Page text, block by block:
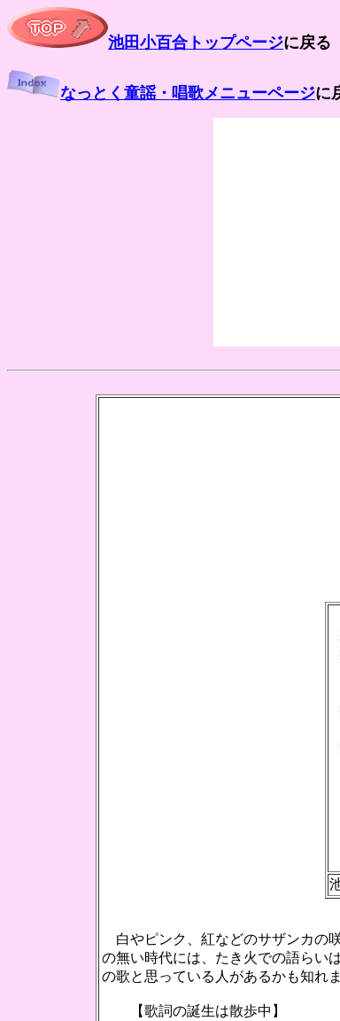
池田小百合トップページに戻る
なっとく童謡・唱歌メニューページに
白やピンク、紅などのサザンカの
の無い時代には、たき火での語らい
の歌と思っている人があるかも知れ
【歌詞の誕生は散歩中】